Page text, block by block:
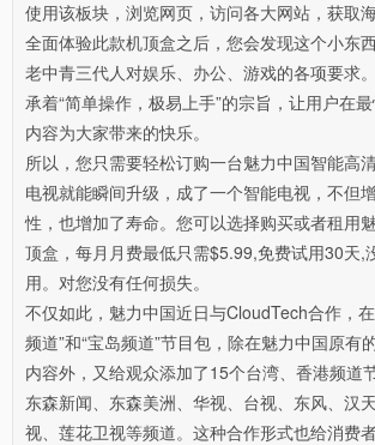
使用该板块，浏览网页，访问各大网站，获取海
全面体验此款机顶盒之后，您会发现这个小东
老中青三代人对娱乐、办公、游戏的各项要求
承着“简单操作，极易上手”的宗旨，让用户在
内容为大家带来的快乐。
所以，您只需要轻松订购一台魅力中国智能高
电视就能瞬间升级，成了一个智能电视，不但
性，也增加了寿命。您可以选择购买或者租用
顶盒，每月月费最低只需$5.99,免费试用30天,
用。对您没有任何损失。
不仅如此，魅力中国近日与CloudTech合作，
频道”和“宝岛频道”节目包，除在魅力中国原有
内容外，又给观众添加了15个台湾、香港频道
东森新闻、东森美洲、华视、台视、东风、汉
视、莲花卫视等频道。这种合作形式也给消费